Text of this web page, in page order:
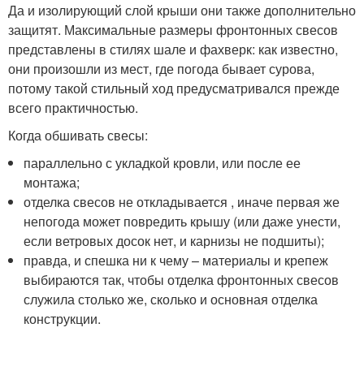
Да и изолирующий слой крыши они также дополнительно
защитят. Максимальные размеры фронтонных свесов
представлены в стилях шале и фахверк: как известно,
они произошли из мест, где погода бывает сурова,
потому такой стильный ход предусматривался прежде
всего практичностью.
Когда обшивать свесы:
параллельно с укладкой кровли, или после ее
монтажа;
отделка свесов не откладывается , иначе первая же
непогода может повредить крышу (или даже унести,
если ветровых досок нет, и карнизы не подшиты);
правда, и спешка ни к чему – материалы и крепеж
выбираются так, чтобы отделка фронтонных свесов
служила столько же, сколько и основная отделка
конструкции.